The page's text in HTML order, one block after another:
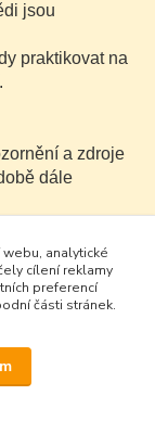
jsou
praktikovat na
a zdroje
dále
analytické
cílení reklamy
preferencí
části stránek.